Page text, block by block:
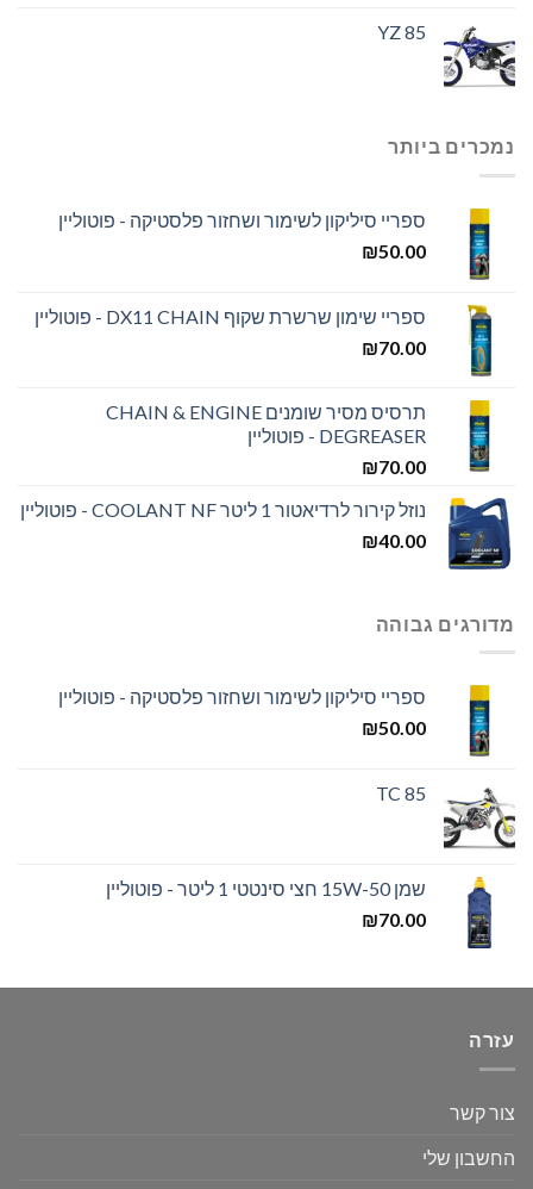
YZ 85
נמכרים ביותר
ספריי סיליקון לשימור ושחזור פלסטיקה - פוטוליין
₪50.00
ספריי שימון שרשרת שקוף DX11 CHAIN - פוטוליין
₪70.00
תרסיס מסיר שומנים CHAIN & ENGINE
DEGREASER - פוטוליין
₪70.00
נוזל קירור לרדיאטור 1 ליטר COOLANT NF - פוטוליין
₪40.00
מדורגים גבוהה
ספריי סיליקון לשימור ושחזור פלסטיקה - פוטוליין
₪50.00
TC 85
שמן 15W-50 חצי סינטטי 1 ליטר - פוטוליין
₪70.00
עזרה
צור קשר
החשבון שלי